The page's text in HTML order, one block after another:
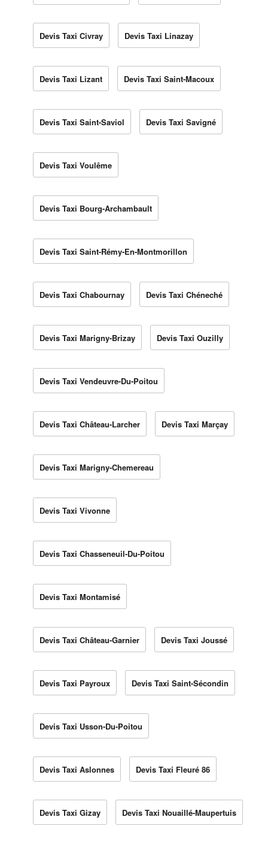
Devis Taxi Civray Devis Taxi Linazay
Devis Taxi Lizant Devis Taxi Saint-Macoux
Devis Taxi Saint-Saviol Devis Taxi Savigné
Devis Taxi Voulême
Devis Taxi Bourg-Archambault
Devis Taxi Saint-Rémy-En-Montmorillon
Devis Taxi Chabournay Devis Taxi Chéneché
Devis Taxi Marigny-Brizay Devis Taxi Ouzilly
Devis Taxi Vendeuvre-Du-Poitou
Devis Taxi Château-Larcher Devis Taxi Marçay
Devis Taxi Marigny-Chemereau
Devis Taxi Vivonne
Devis Taxi Chasseneuil-Du-Poitou
Devis Taxi Montamisé
Devis Taxi Château-Garnier Devis Taxi Joussé
Devis Taxi Payroux Devis Taxi Saint-Sécondin
Devis Taxi Usson-Du-Poitou
Devis Taxi Aslonnes Devis Taxi Fleuré 86
Devis Taxi Gizay Devis Taxi Nouaillé-Maupertuis